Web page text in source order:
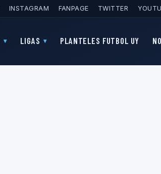
INSTAGRAM FANPAGE TWITTER
LIGAS PLANTELES FUTBOL UY